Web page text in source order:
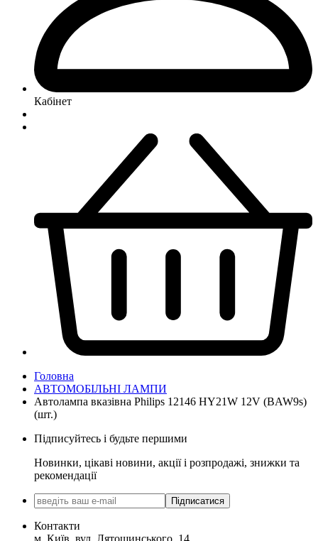
Кабінет
Головна
АВТОМОБІЛЬНІ ЛАМПИ
Автолампа вказівна Philips 12146 HY21W 12V (BAW9s)
(шт.)
Підписуйтесь і будьте першими
Новинки, цікаві новини, акції і розпродажі, знижки та
рекомендації
Підписатися
Контакти